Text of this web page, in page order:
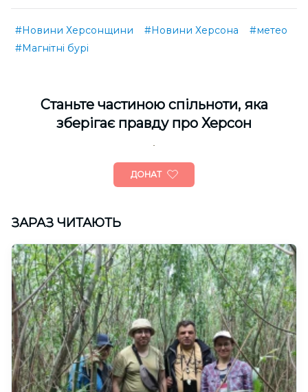
#Новини Херсонщини #Новини Херсона
#метео
#Магнітні бурі
Cтаньте частиною спільноти, яка
зберігає правду про Херсон
ДОНАТ
ЗАРАЗ ЧИТАЮТЬ